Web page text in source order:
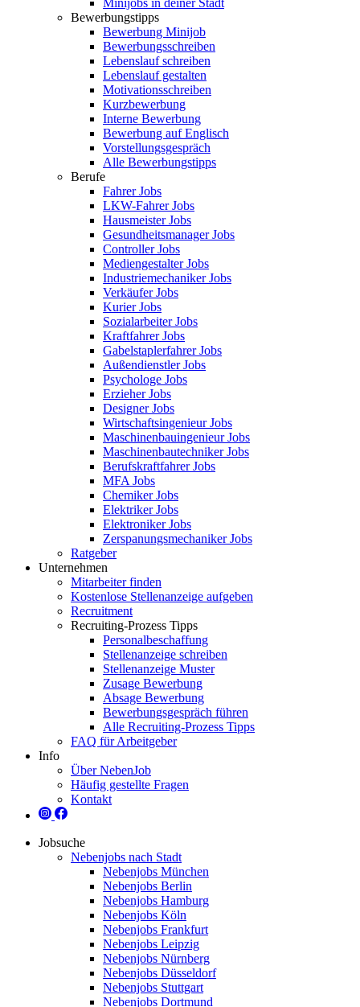
Minijobs in deiner Stadt
Bewerbungstipps
Bewerbung Minijob
Bewerbungsschreiben
Lebenslauf schreiben
Lebenslauf gestalten
Motivationsschreiben
Kurzbewerbung
Interne Bewerbung
Bewerbung auf Englisch
Vorstellungsgespräch
Alle Bewerbungstipps
Berufe
Fahrer Jobs
LKW-Fahrer Jobs
Hausmeister Jobs
Gesundheitsmanager Jobs
Controller Jobs
Mediengestalter Jobs
Industriemechaniker Jobs
Verkäufer Jobs
Kurier Jobs
Sozialarbeiter Jobs
Kraftfahrer Jobs
Gabelstaplerfahrer Jobs
Außendienstler Jobs
Psychologe Jobs
Erzieher Jobs
Designer Jobs
Wirtschaftsingenieur Jobs
Maschinenbauingenieur Jobs
Maschinenbautechniker Jobs
Berufskraftfahrer Jobs
MFA Jobs
Chemiker Jobs
Elektriker Jobs
Elektroniker Jobs
Zerspanungsmechaniker Jobs
Ratgeber
Unternehmen
Mitarbeiter finden
Kostenlose Stellenanzeige aufgeben
Recruitment
Recruiting-Prozess Tipps
Personalbeschaffung
Stellenanzeige schreiben
Stellenanzeige Muster
Zusage Bewerbung
Absage Bewerbung
Bewerbungsgespräch führen
Alle Recruiting-Prozess Tipps
FAQ für Arbeitgeber
Info
Über NebenJob
Häufig gestellte Fragen
Kontakt
Jobsuche
Nebenjobs nach Stadt
Nebenjobs München
Nebenjobs Berlin
Nebenjobs Hamburg
Nebenjobs Köln
Nebenjobs Frankfurt
Nebenjobs Leipzig
Nebenjobs Nürnberg
Nebenjobs Düsseldorf
Nebenjobs Stuttgart
Nebenjobs Dortmund